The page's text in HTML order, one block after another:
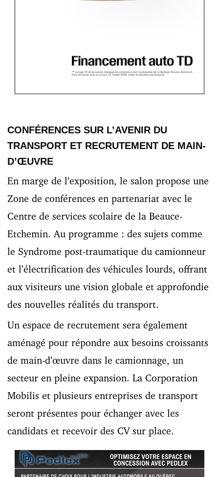
CONFÉRENCES SUR L’AVENIR DU
TRANSPORT ET RECRUTEMENT DE MAIN-
D’ŒUVRE
En marge de l’exposition, le salon propose une
Zone de conférences en partenariat avec le
Centre de services scolaire de la Beauce-
Etchemin. Au programme : des sujets comme
le Syndrome post-traumatique du camionneur
et l’électrification des véhicules lourds, offrant
aux visiteurs une vision globale et approfondie
des nouvelles réalités du transport.
Un espace de recrutement sera également
aménagé pour répondre aux besoins croissants
de main-d’œuvre dans le camionnage, un
secteur en pleine expansion. La Corporation
Mobilis et plusieurs entreprises de transport
seront présentes pour échanger avec les
candidats et recevoir des CV sur place.